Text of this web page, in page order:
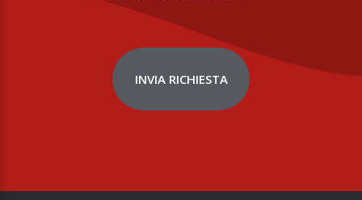
INVIA RICHIESTA